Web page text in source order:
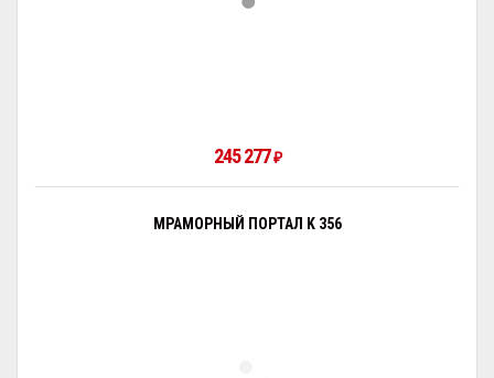
245 277 ₽
МРАМОРНЫЙ ПОРТАЛ K 356